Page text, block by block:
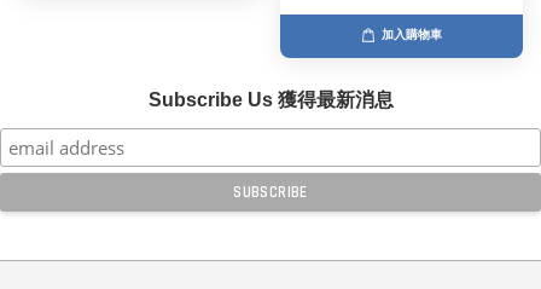
加入購物車
Subscribe Us 獲得最新消息